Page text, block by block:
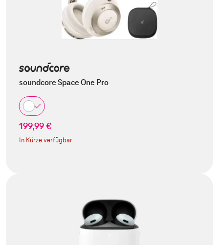
soundcore Space One Pro
199,99 €
In Kürze verfügbar